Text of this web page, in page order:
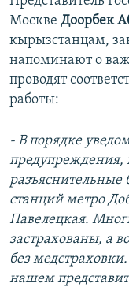
Москве Доорбек
кырызстанцам,
напоминают о
проводят
работы:
- В порядке
предупреждения,
разъяснительные
станций метро
Павелецкая.
застрахованы, а
без
нашем